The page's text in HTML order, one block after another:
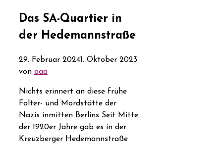
Das SA-Quartier in
der Hedemannstraße
29. Februar 20241. Oktober 2023
von aaa
Nichts erinnert an diese frühe
Folter- und Mordstätte der
Nazis inmitten Berlins Seit Mitte
der 1920er Jahre gab es in der
Kreuzberger Hedemannstraße